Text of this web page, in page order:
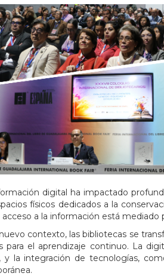
digital ha impactado
físicos dedicados a la
acceso a la información está mediado
contexto, las bibliotecas se
para el aprendizaje continuo. La
y la integración de tecnologías,